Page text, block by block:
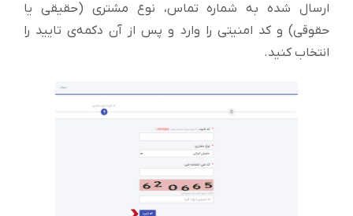
ارسال شده به شماره تماس، نوع مشتری (حقیقی یا
حقوقی) و کد امنیتی را وارد و پس از آن دکمه‌ی تایید را
انتخاب کنید.